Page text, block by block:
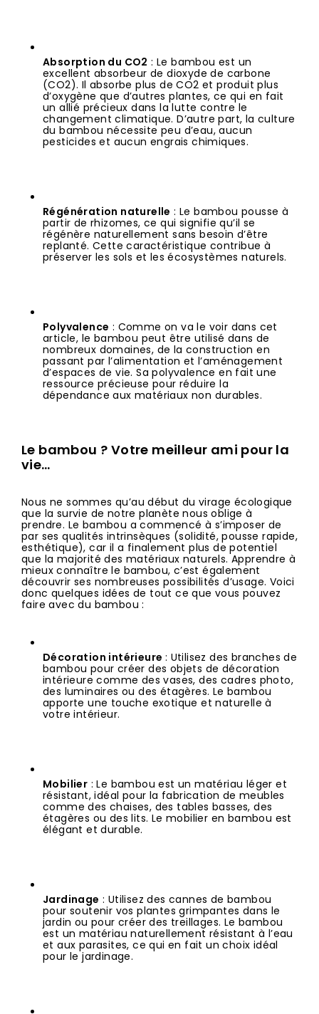
Absorption du CO2 : Le bambou est un
excellent absorbeur de dioxyde de carbone
(CO2). Il absorbe plus de CO2 et produit plus
d’oxygène que d’autres plantes, ce qui en fait
un allié précieux dans la lutte contre le
changement climatique. D’autre part, la culture
du bambou nécessite peu d’eau, aucun
pesticides et aucun engrais chimiques.
Régénération naturelle : Le bambou pousse à
partir de rhizomes, ce qui signifie qu’il se
régénère naturellement sans besoin d’être
replanté. Cette caractéristique contribue à
préserver les sols et les écosystèmes naturels.
Polyvalence : Comme on va le voir dans cet
article, le bambou peut être utilisé dans de
nombreux domaines, de la construction en
passant par l’alimentation et l’aménagement
d’espaces de vie. Sa polyvalence en fait une
ressource précieuse pour réduire la
dépendance aux matériaux non durables.
Le bambou ? Votre meilleur ami pour la
vie…
Nous ne sommes qu’au début du virage écologique
que la survie de notre planète nous oblige à
prendre. Le bambou a commencé à s’imposer de
par ses qualités intrinsèques (solidité, pousse rapide,
esthétique), car il a finalement plus de potentiel
que la majorité des matériaux naturels. Apprendre à
mieux connaître le bambou, c’est également
découvrir ses nombreuses possibilités d’usage. Voici
donc quelques idées de tout ce que vous pouvez
faire avec du bambou :
Décoration intérieure : Utilisez des branches de
bambou pour créer des objets de décoration
intérieure comme des vases, des cadres photo,
des luminaires ou des étagères. Le bambou
apporte une touche exotique et naturelle à
votre intérieur.
Mobilier : Le bambou est un matériau léger et
résistant, idéal pour la fabrication de meubles
comme des chaises, des tables basses, des
étagères ou des lits. Le mobilier en bambou est
élégant et durable.
Jardinage : Utilisez des cannes de bambou
pour soutenir vos plantes grimpantes dans le
jardin ou pour créer des treillages. Le bambou
est un matériau naturellement résistant à l’eau
et aux parasites, ce qui en fait un choix idéal
pour le jardinage.